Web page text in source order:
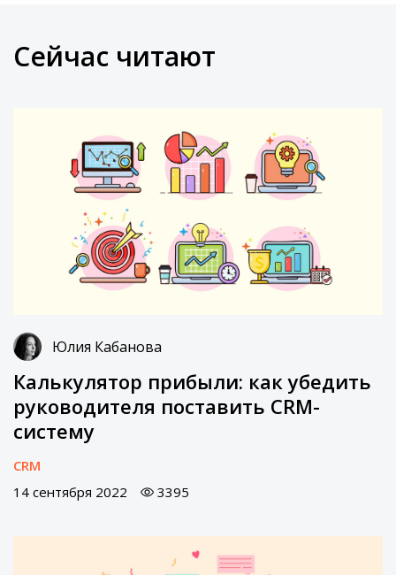
Сейчас читают
Юлия Кабанова
Калькулятор прибыли: как убедить
руководителя поставить CRM-
систему
CRM
14 сентября 2022
3395